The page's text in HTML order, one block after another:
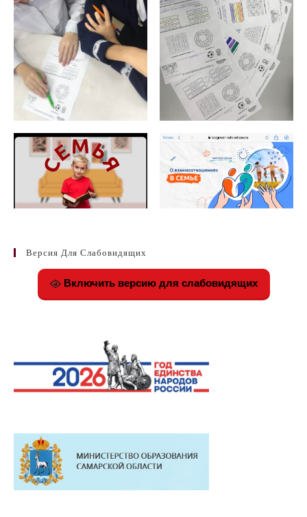
Версия Для Слабовидящих
Включить версию для слабовидящих